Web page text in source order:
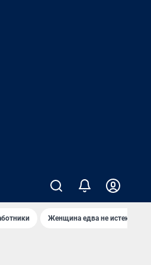
Женщина едва не истекла